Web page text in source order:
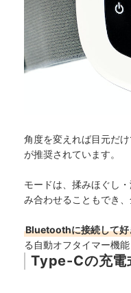
角度を変えれば目元だけ
が推奨されています。
モードは、揉みほぐし
み合わせることもでき
Bluetoothに接続して好
る自動オフタイマー機
Type-Cの充電